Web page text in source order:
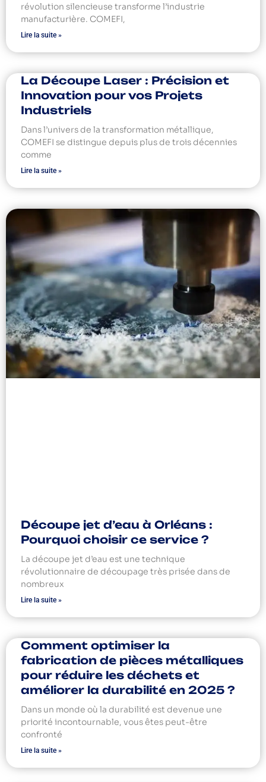
révolution silencieuse transforme l’industrie
manufacturière. COMEFI,
Lire la suite »
La Découpe Laser : Précision et
Innovation pour vos Projets
Industriels
Dans l’univers de la transformation métallique,
COMEFI se distingue depuis plus de trois décennies
comme
Lire la suite »
Découpe jet d’eau à Orléans :
Pourquoi choisir ce service ?
La découpe jet d’eau est une technique
révolutionnaire de découpage très prisée dans de
nombreux
Lire la suite »
Comment optimiser la
fabrication de pièces métalliques
pour réduire les déchets et
améliorer la durabilité en 2025 ?
Dans un monde où la durabilité est devenue une
priorité incontournable, vous êtes peut-être
confronté
Lire la suite »